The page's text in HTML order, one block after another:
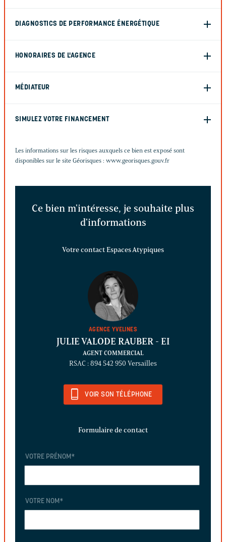
DIAGNOSTICS DE PERFORMANCE ÉNERGÉTIQUE
HONORAIRES DE L'AGENCE
MÉDIATEUR
SIMULEZ VOTRE FINANCEMENT
Les informations sur les risques auxquels ce bien est exposé sont
disponibles sur le site Géorisques : www.georisques.gouv.fr
Ce bien m'intéresse, je souhaite plus
d'informations
Votre contact Espaces Atypiques
AGENCE YVELINES
JULIE VALODE RAUBER - EI
AGENT COMMERCIAL
RSAC : 894 542 950 Versailles
VOIR SON TÉLÉPHONE
Formulaire de contact
VOTRE PRÉNOM *
VOTRE NOM *